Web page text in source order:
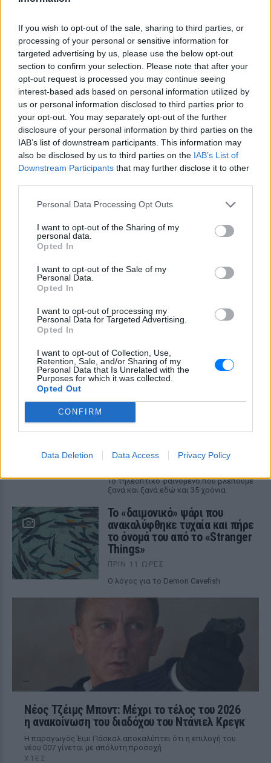
If you wish to opt-out of the sale, sharing to third parties, or
processing of your personal or sensitive information for
targeted advertising by us, please use the below opt-out
section to confirm your selection. Please note that after your
opt-out request is processed you may continue seeing
interest-based ads based on personal information utilized by
us or personal information disclosed to third parties prior to
your opt-out. You may separately opt-out of the further
disclosure of your personal information by third parties on the
IAB’s list of downstream participants. This information may
also be disclosed by us to third parties on the IAB’s List of
Downstream Participants that may further disclose it to other
Personal Data Processing Opt Outs
I want to opt-out of the Sharing of my
personal data.
Opted In
I want to opt-out of the Sale of my
Personal Data.
Opted In
I want to opt-out of processing my
Personal Data for Targeted Advertising.
Opted In
I want to opt-out of Collection, Use,
Retention, Sale, and/or Sharing of my
Personal Data that Is Unrelated with the
Purposes for which it was collected.
Opted Out
CONFIRM
Data Deletion Data Access Privacy Policy
ΔΕΙΤΕ ΕΠΙΣΗΣ
ΣΤΗΝ ΙΔΙΑ ΚΑΤΗΓΟΡΙΑ
της «Μούμιας» που θύμιζε
νεκρό παιδί ‑ Την απέσυραν από
ΠΡΙΝ 11 ΏΡΕΣ
Οι αρμόδιες βρετανικές αρχές έκριναν
ότι το υλικό ήταν ικανό να προκαλέσει
όνομα: Η σειρά που
εξακολουθεί να σαρώνει στις
επαναλήψεις
Το τηλεοπτικό φαινόμενο που βλέπουμε
ξανά και ξανά εδώ και 35 χρόνια
Το «δαιμονικό» ψάρι που
ανακαλύφθηκε τυχαία και πήρε
το όνομά του από το «Stranger
Things»
ΠΡΙΝ 11 ΏΡΕΣ
Ο λόγος για το Demon Cavefish
Νέος Τζέιμς Μποντ: Μέχρι το τέλος του 2026
η ανακοίνωση του διαδόχου του Ντάνιελ Κρεγκ
Η παραγωγός Έιμι Πάσκαλ αποκαλύπτει ότι η επιλογή του
νέου 007 γίνεται με απόλυτη προσοχή
ΧΤΕΣ